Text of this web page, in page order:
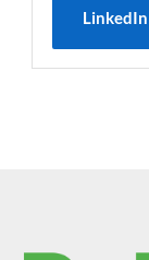
LinkedIn